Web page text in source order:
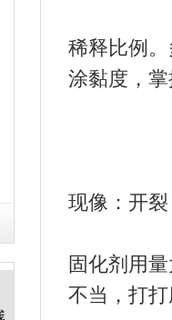
稀释比例
涂黏度，
现像：开裂
固化剂用
不当，打